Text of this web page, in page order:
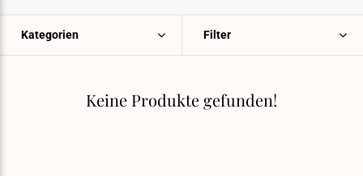
Kategorien Filter
Keine Produkte gefunden!